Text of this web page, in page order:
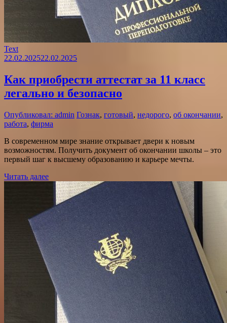
Text
22.02.202522.02.2025
Как приобрести аттестат за 11 класс
легально и безопасно
Опубликовал: admin Гознак, готовый, недорого, об окончании,
работа, фирма
В современном мире знание открывает двери к новым
возможностям. Получить документ об окончании школы – это
первый шаг к высшему образованию и карьере мечты.
Читать далее